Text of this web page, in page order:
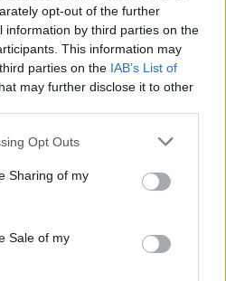
opt-out of the further
information by third parties on the
This information may
parties on the IAB’s List of
may further disclose it to other
Opt Outs
Sharing of my
Sale of my
mugur mihăescu
Triumful lui Piedone. Curtea